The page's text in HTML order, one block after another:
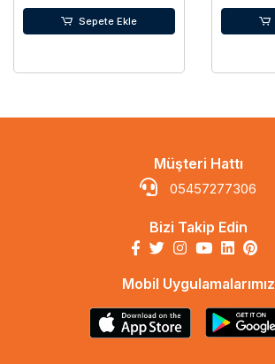
Sepete Ekle
Müşteri Hattı
05457277306
Bizi Takip Edin
Mobil Uygulamalarımız